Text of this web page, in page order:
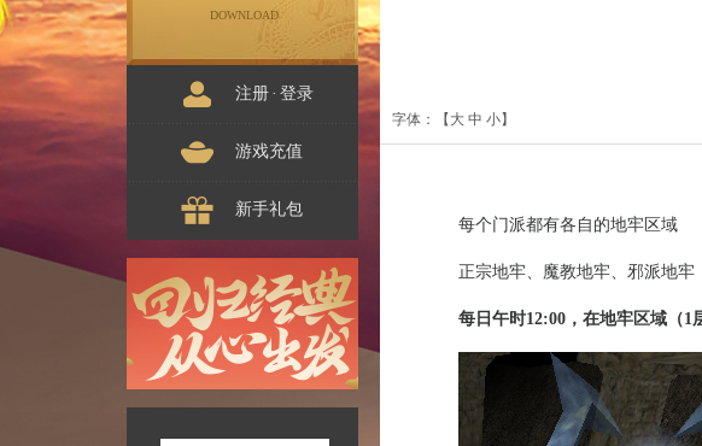
DOWNLOAD
注册 · 登录
游戏充值
新手礼包
字体：【 大 中 小】
每个门派都有各自的地牢区域
正宗地牢、魔教地牢、邪派地牢
每日午时12:00 ，在地牢区域（